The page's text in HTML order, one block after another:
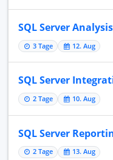
SQL Server
3 Tage 12. Aug
SQL Server
2 Tage 10. Aug
SQL Server
2 Tage 13. Aug